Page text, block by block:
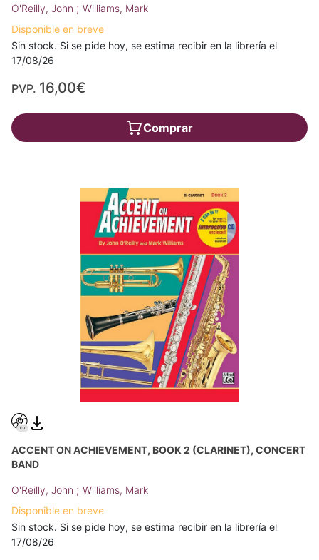
O'Reilly, John ; Williams, Mark
Disponible en breve
Sin stock. Si se pide hoy, se estima recibir en la librería el
17/08/26
PVP. 16,00€
Comprar
ACCENT ON ACHIEVEMENT, BOOK 2 (CLARINET), CONCERT
BAND
O'Reilly, John ; Williams, Mark
Disponible en breve
Sin stock. Si se pide hoy, se estima recibir en la librería el
17/08/26